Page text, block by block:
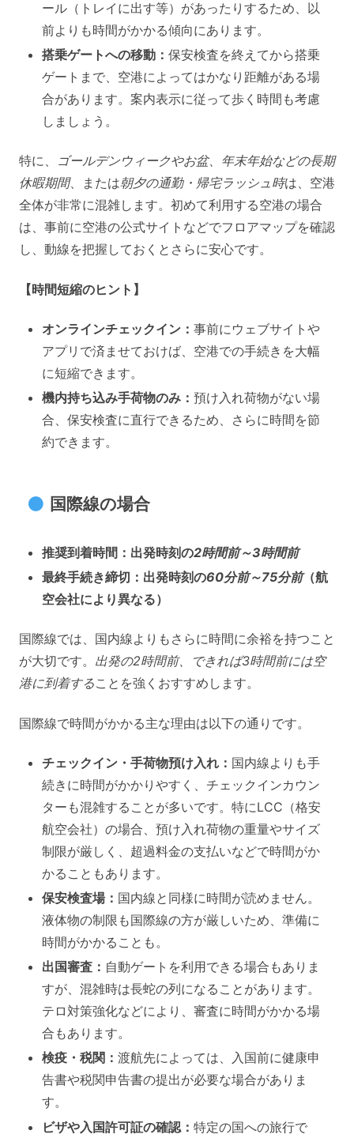
ール（トレイに出す等）があったりするため、以
前よりも時間がかかる傾向にあります。
搭乗ゲートへの移動：保安検査を終えてから搭乗
ゲートまで、空港によってはかなり距離がある場
合があります。案内表示に従って歩く時間も考慮
しましょう。
特に、 ゴールデンウィークやお盆、年末年始などの長期
休暇期間、または朝夕の通勤・帰宅ラッシュ時は、空港
全体が非常に混雑します。初めて利用する空港の場合
は、事前に空港の公式サイトなどでフロアマップを確認
し、動線を把握しておくとさらに安心です。
【時間短縮のヒント】
オンラインチェックイン：事前にウェブサイトや
アプリで済ませておけば、空港での手続きを大幅
に短縮できます。
機内持ち込み手荷物のみ：預け入れ荷物がない場
合、保安検査に直行できるため、さらに時間を節
約できます。
国際線の場合
推奨到着時間：出発時刻の2時間前～3時間前
最終手続き締切：出発時刻の60分前～75分前（航
空会社により異なる）
国際線では、国内線よりもさらに時間に余裕を持つこと
が大切です。 出発の2時間前、できれば3時間前には空
港に到着することを強くおすすめします。
国際線で時間がかかる主な理由は以下の通りです。
チェックイン・手荷物預け入れ： 国内線よりも手
続きに時間がかかりやすく、チェックインカウン
ターも混雑することが多いです。特にLCC（格安
航空会社）の場合、預け入れ荷物の重量やサイズ
制限が厳しく、超過料金の支払いなどで時間がか
かることもあります。
保安検査場： 国内線と同様に時間が読めません。
液体物の制限も国際線の方が厳しいため、準備に
時間がかかることも。
出国審査： 自動ゲートを利用できる場合もありま
すが、混雑時は長蛇の列になることがあります。
テロ対策強化などにより、審査に時間がかかる場
合もあります。
検疫・税関：渡航先によっては、入国前に健康申
告書や税関申告書の提出が必要な場合がありま
す。
ビザや入国許可証の確認：特定の国への旅行で